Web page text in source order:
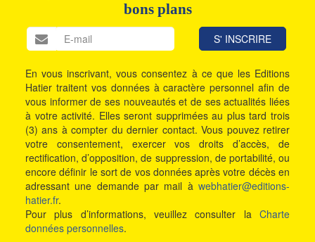
bons plans
En vous inscrivant, vous consentez à ce que les Editions
Hatier traitent vos données à caractère personnel afin de
vous informer de ses nouveautés et de ses actualités liées
à votre activité. Elles seront supprimées au plus tard trois
(3) ans à compter du dernier contact. Vous pouvez retirer
votre consentement, exercer vos droits d’accès, de
rectification, d’opposition, de suppression, de portabilité, ou
encore définir le sort de vos données après votre décès en
adressant une demande par mail à webhatier@editions-
hatier.fr.
Pour plus d’informations, veuillez consulter la Charte
données personnelles.